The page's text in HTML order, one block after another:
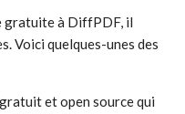
gratuite à DiffPDF, il
Voici quelques-unes des
et open source qui